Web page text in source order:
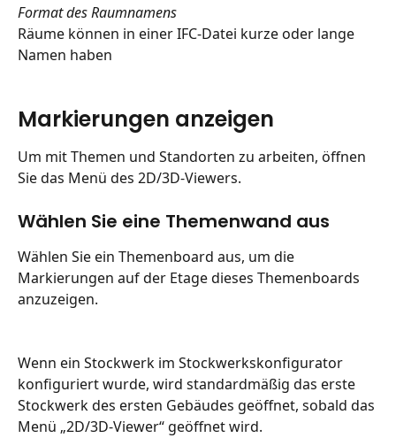
Format des Raumnamens
Räume können in einer IFC-Datei kurze oder lange
Namen haben
Markierungen anzeigen
Um mit Themen und Standorten zu arbeiten, öffnen
Sie das Menü des 2D/3D-Viewers.
Wählen Sie eine Themenwand aus
Wählen Sie ein Themenboard aus, um die
Markierungen auf der Etage dieses Themenboards
anzuzeigen.
Wenn ein Stockwerk im Stockwerkskonfigurator
konfiguriert wurde, wird standardmäßig das erste
Stockwerk des ersten Gebäudes geöffnet, sobald das
Menü „2D/3D-Viewer“ geöffnet wird.